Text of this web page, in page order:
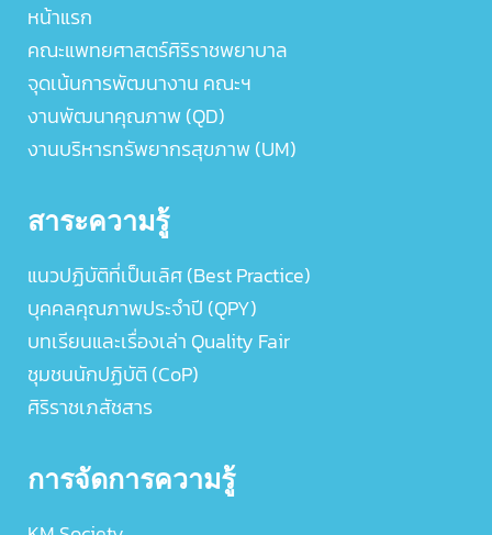
หน้าแรก
คณะแพทยศาสตร์ศิริราชพยาบาล
จุดเน้นการพัฒนางาน คณะฯ
งานพัฒนาคุณภาพ (QD)
งานบริหารทรัพยากรสุขภาพ (UM)
สาระความรู้
แนวปฏิบัติที่เป็นเลิศ (Best Practice)
บุคคลคุณภาพประจำปี (QPY)
บทเรียนและเรื่องเล่า Quality Fair
ชุมชนนักปฏิบัติ (CoP)
ศิริราชเภสัชสาร
การจัดการความรู้